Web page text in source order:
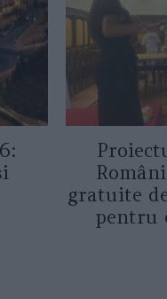
gratuite
pentru